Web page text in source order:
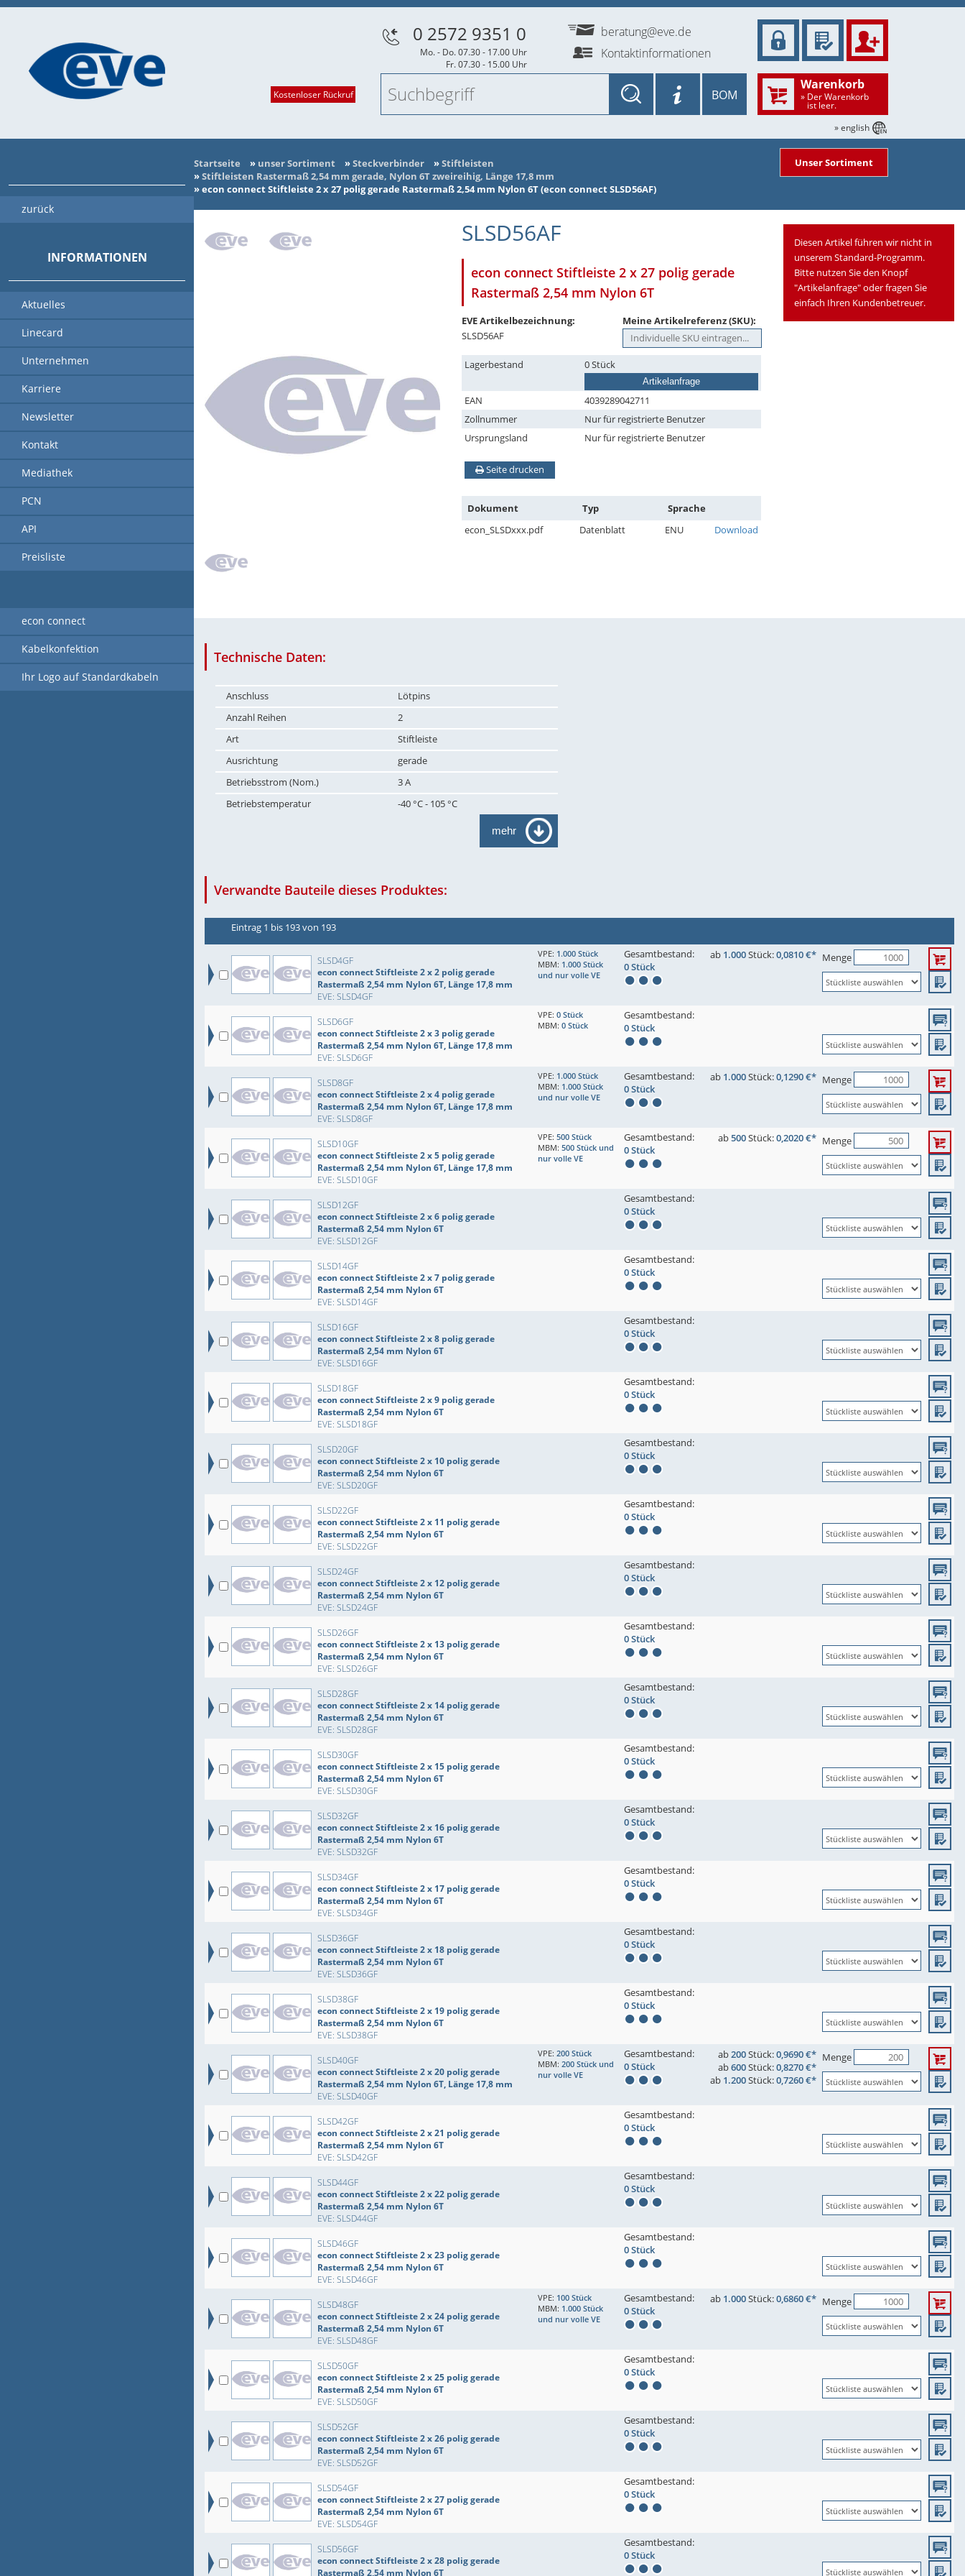
Startseite » unser Sortiment »Steckverbinder »Stiftleisten
»Stiftleisten Rastermaß 2,54 mm gerade, Nylon 6T zweireihig, Länge 17,8 mm
»econ connect Stiftleiste 2 x 27 polig gerade Rastermaß 2,54 mm Nylon 6T (econ connect SLSD56AF)
Unser Sortiment
SLSD56AF
econ connect Stiftleiste 2 x 27 polig gerade
Rastermaß 2,54 mm Nylon 6T
EVE Artikelbezeichnung:
SLSD56AF
Meine Artikelreferenz (SKU):
Lagerbestand 0 Stück
Artikelanfrage
EAN
4039289042711
Zollnummer
Nur für registrierte Benutzer
Ursprungsland
Nur für registrierte Benutzer
Seite drucken
Dokument Typ
Sprache
econ_SLSDxxx.pdf
Datenblatt ENU Download
Diesen Artikel führen wir nicht in
unserem Standard-Programm.
Bitte nutzen Sie den Knopf
"Artikelanfrage" oder fragen Sie
einfach Ihren Kundenbetreuer.
Technische Daten:
Anschluss
Lötpins
Anzahl Reihen
2
Art
Stiftleiste
Ausrichtung
gerade
Betriebsstrom (Nom.)
3 A
Betriebstemperatur
-40 °C - 105 °C
mehr
Verwandte Bauteile dieses Produktes:
Eintrag 1 bis 193 von 193
SLSD4GF
econ connect Stiftleiste 2 x 2 polig gerade
Rastermaß 2,54 mm Nylon 6T, Länge 17,8 mm
EVE: SLSD4GF
VPE: 1.000 Stück
MBM: 1.000 Stück
und nur volle VE
Gesamtbestand:
0 Stück
ab 1.000Stück:0,0810 €* Menge
SLSD6GF
econ connect Stiftleiste 2 x 3 polig gerade
Rastermaß 2,54 mm Nylon 6T, Länge 17,8 mm
EVE: SLSD6GF
VPE: 0 Stück
MBM: 0 Stück
Gesamtbestand:
0 Stück
SLSD8GF
econ connect Stiftleiste 2 x 4 polig gerade
Rastermaß 2,54 mm Nylon 6T, Länge 17,8 mm
EVE: SLSD8GF
VPE: 1.000 Stück
MBM: 1.000 Stück
und nur volle VE
Gesamtbestand:
0 Stück
ab 1.000Stück:0,1290 €* Menge
SLSD10GF
econ connect Stiftleiste 2 x 5 polig gerade
Rastermaß 2,54 mm Nylon 6T, Länge 17,8 mm
EVE: SLSD10GF
VPE: 500 Stück
MBM: 500 Stück und
nur volle VE
Gesamtbestand:
0 Stück
ab500Stück:0,2020 €* Menge
SLSD12GF
econ connect Stiftleiste 2 x 6 polig gerade
Rastermaß 2,54 mm Nylon 6T
EVE: SLSD12GF
Gesamtbestand:
0 Stück
SLSD14GF
econ connect Stiftleiste 2 x 7 polig gerade
Rastermaß 2,54 mm Nylon 6T
EVE: SLSD14GF
Gesamtbestand:
0 Stück
SLSD16GF
econ connect Stiftleiste 2 x 8 polig gerade
Rastermaß 2,54 mm Nylon 6T
EVE: SLSD16GF
Gesamtbestand:
0 Stück
SLSD18GF
econ connect Stiftleiste 2 x 9 polig gerade
Rastermaß 2,54 mm Nylon 6T
EVE: SLSD18GF
Gesamtbestand:
0 Stück
SLSD20GF
econ connect Stiftleiste 2 x 10 polig gerade
Rastermaß 2,54 mm Nylon 6T
EVE: SLSD20GF
Gesamtbestand:
0 Stück
SLSD22GF
econ connect Stiftleiste 2 x 11 polig gerade
Rastermaß 2,54 mm Nylon 6T
EVE: SLSD22GF
Gesamtbestand:
0 Stück
SLSD24GF
econ connect Stiftleiste 2 x 12 polig gerade
Rastermaß 2,54 mm Nylon 6T
EVE: SLSD24GF
Gesamtbestand:
0 Stück
SLSD26GF
econ connect Stiftleiste 2 x 13 polig gerade
Rastermaß 2,54 mm Nylon 6T
EVE: SLSD26GF
Gesamtbestand:
0 Stück
SLSD28GF
econ connect Stiftleiste 2 x 14 polig gerade
Rastermaß 2,54 mm Nylon 6T
EVE: SLSD28GF
Gesamtbestand:
0 Stück
SLSD30GF
econ connect Stiftleiste 2 x 15 polig gerade
Rastermaß 2,54 mm Nylon 6T
EVE: SLSD30GF
Gesamtbestand:
0 Stück
SLSD32GF
econ connect Stiftleiste 2 x 16 polig gerade
Rastermaß 2,54 mm Nylon 6T
EVE: SLSD32GF
Gesamtbestand:
0 Stück
SLSD34GF
econ connect Stiftleiste 2 x 17 polig gerade
Rastermaß 2,54 mm Nylon 6T
EVE: SLSD34GF
Gesamtbestand:
0 Stück
SLSD36GF
econ connect Stiftleiste 2 x 18 polig gerade
Rastermaß 2,54 mm Nylon 6T
EVE: SLSD36GF
Gesamtbestand:
0 Stück
SLSD38GF
econ connect Stiftleiste 2 x 19 polig gerade
Rastermaß 2,54 mm Nylon 6T
EVE: SLSD38GF
Gesamtbestand:
0 Stück
SLSD40GF
econ connect Stiftleiste 2 x 20 polig gerade
Rastermaß 2,54 mm Nylon 6T, Länge 17,8 mm
EVE: SLSD40GF
VPE: 200 Stück
MBM: 200 Stück und
nur volle VE
Gesamtbestand:
0 Stück
ab200Stück:0,9690 €*
ab600Stück:0,8270 €*
ab 1.200Stück:0,7260 €*
Menge
SLSD42GF
econ connect Stiftleiste 2 x 21 polig gerade
Rastermaß 2,54 mm Nylon 6T
EVE: SLSD42GF
Gesamtbestand:
0 Stück
SLSD44GF
econ connect Stiftleiste 2 x 22 polig gerade
Rastermaß 2,54 mm Nylon 6T
EVE: SLSD44GF
Gesamtbestand:
0 Stück
SLSD46GF
econ connect Stiftleiste 2 x 23 polig gerade
Rastermaß 2,54 mm Nylon 6T
EVE: SLSD46GF
Gesamtbestand:
0 Stück
SLSD48GF
econ connect Stiftleiste 2 x 24 polig gerade
Rastermaß 2,54 mm Nylon 6T
EVE: SLSD48GF
VPE: 100 Stück
MBM: 1.000 Stück
und nur volle VE
Gesamtbestand:
0 Stück
ab 1.000Stück:0,6860 €* Menge
SLSD50GF
econ connect Stiftleiste 2 x 25 polig gerade
Rastermaß 2,54 mm Nylon 6T
EVE: SLSD50GF
Gesamtbestand:
0 Stück
SLSD52GF
econ connect Stiftleiste 2 x 26 polig gerade
Rastermaß 2,54 mm Nylon 6T
EVE: SLSD52GF
Gesamtbestand:
0 Stück
SLSD54GF
econ connect Stiftleiste 2 x 27 polig gerade
Rastermaß 2,54 mm Nylon 6T
EVE: SLSD54GF
Gesamtbestand:
0 Stück
SLSD56GF
econ connect Stiftleiste 2 x 28 polig gerade
Rastermaß 2,54 mm Nylon 6T
Gesamtbestand:
0 Stück
Kostenloser Rückruf
0 2572 9351 0
Mo. - Do. 07.30 - 17.00 Uhr
Fr. 07.30 - 15.00 Uhr
beratung@eve.de
Kontaktinformationen
Warenkorb
» Der Warenkorb
ist leer.
BOM
» english
zurück
INFORMATIONEN
Aktuelles
Linecard
Unternehmen
Karriere
Newsletter
Kontakt
Mediathek
PCN
API
Preisliste
econ connect
Kabelkonfektion
Ihr Logo auf Standardkabeln